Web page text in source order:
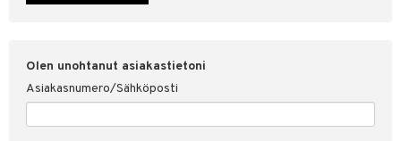
Olen unohtanut asiakastietoni
Asiakasnumero/Sähköposti